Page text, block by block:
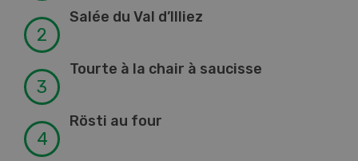
Salée du Val d’Illiez
Tourte à la chair à saucisse
Rösti au four